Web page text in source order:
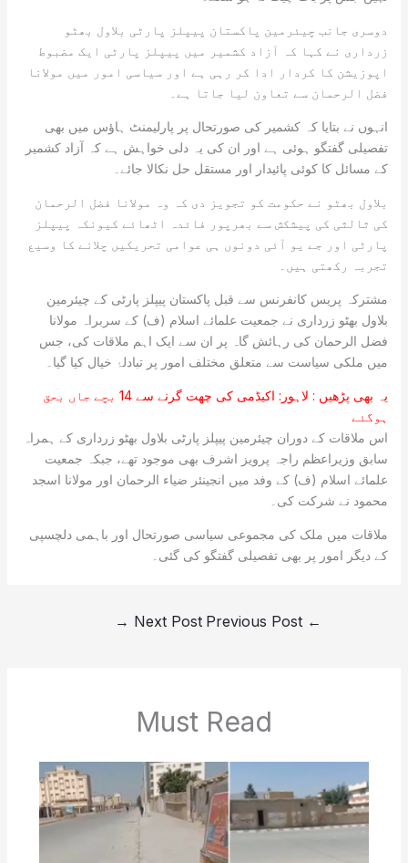
دوسری جانب چیئرمین پاکستان پیپلز پارٹی بلاول بھٹو
زرداری نے کہا کہ آزاد کشمیر میں پیپلز پارٹی ایک مضبوط
اپوزیشن کا کردار ادا کر رہی ہے اور سیاسی امور میں مولانا
فضل الرحمان سے تعاون لیا جاتا ہے۔
انہوں نے بتایا کہ کشمیر کی صورتحال پر پارلیمنٹ ہاؤس میں بھی
تفصیلی گفتگو ہوئی ہے اور ان کی یہ دلی خواہش ہے کہ آزاد کشمیر
کے مسائل کا کوئی پائیدار اور مستقل حل نکالا جائے۔
بلاول بھٹو نے حکومت کو تجویز دی کہ وہ مولانا فضل الرحمان
کی ثالثی کی پیشکش سے بھرپور فائدہ اٹھائے کیونکہ پیپلز
پارٹی اور جے یو آئی دونوں ہی عوامی تحریکیں چلانے کا وسیع
تجربہ رکھتی ہیں۔
مشترکہ پریس کانفرنس سے قبل پاکستان پیپلز پارٹی کے چیئرمین
بلاول بھٹو زرداری نے جمعیت علمائے اسلام (ف) کے سربراہ مولانا
فضل الرحمان کی رہائش گاہ پر ان سے ایک اہم ملاقات کی، جس
میں ملکی سیاست سے متعلق مختلف امور پر تبادلۂ خیال کیا گیا۔
یہ بھی پڑھیں :
لاہور: اکیڈمی کی چھت گرنے سے 14 بچے جاں بحق
ہوگئے
اس ملاقات کے دوران چیئرمین پیپلز پارٹی بلاول بھٹو زرداری کے ہمراہ
سابق وزیراعظم راجہ پرویز اشرف بھی موجود تھے، جبکہ جمعیت
علمائے اسلام (ف) کے وفد میں انجینئر ضیاء الرحمان اور مولانا اسجد
محمود نے شرکت کی۔
ملاقات میں ملک کی مجموعی سیاسی صورتحال اور باہمی دلچسپی
کے دیگر امور پر بھی تفصیلی گفتگو کی گئی۔
←
Next Post
→
Must Read